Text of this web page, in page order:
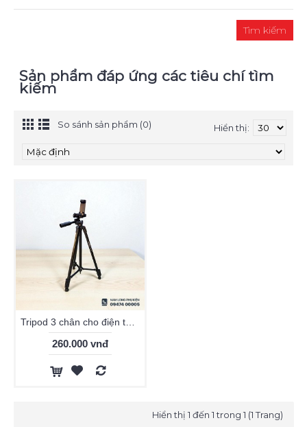
Sản phẩm đáp ứng các tiêu chí tìm
kiếm
So sánh sản phẩm (0) Hiển thị:
260.000 vnđ
Hiển thị 1 đến 1 trong 1 (1 Trang)